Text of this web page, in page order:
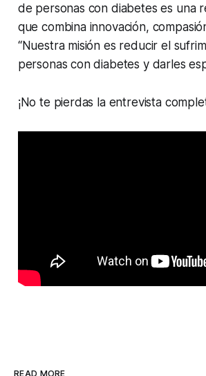
de personas con diabetes es una
que combina innovación,
“Nuestra misión es reducir el
personas con diabetes y darles
¡No te pierdas la entrevista
READ MORE